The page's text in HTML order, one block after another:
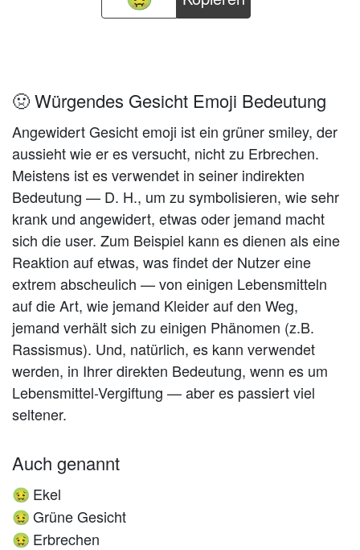
🤢 Würgendes Gesicht Emoji Bedeutung
Angewidert Gesicht emoji ist ein grüner smiley, der
aussieht wie er es versucht, nicht zu Erbrechen.
Meistens ist es verwendet in seiner indirekten
Bedeutung — D. H., um zu symbolisieren, wie sehr
krank und angewidert, etwas oder jemand macht
sich die user. Zum Beispiel kann es dienen als eine
Reaktion auf etwas, was findet der Nutzer eine
extrem abscheulich — von einigen Lebensmitteln
auf die Art, wie jemand Kleider auf den Weg,
jemand verhält sich zu einigen Phänomen (z.B.
Rassismus). Und, natürlich, es kann verwendet
werden, in Ihrer direkten Bedeutung, wenn es um
Lebensmittel-Vergiftung — aber es passiert viel
seltener.
Auch genannt
🤢 Ekel
🤢 Grüne Gesicht
🤢 Erbrechen